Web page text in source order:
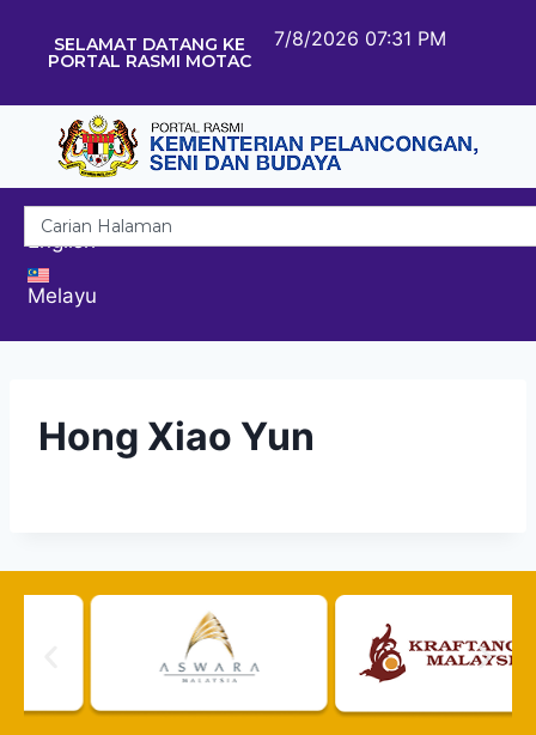
SELAMAT DATANG KE
PORTAL RASMI MOTAC
7/8/2026 07:31 PM
English
Melayu
Hong Xiao Yun